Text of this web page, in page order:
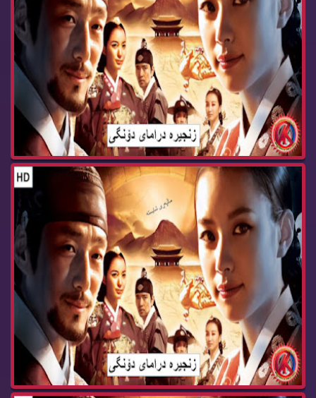
زنجیره‌ درامای دۆنگی ئه‌ڵقه‌ی 78 dramay dongy
زنجیره‌ درامای دۆنگی ئه‌ڵقه‌ی 77 dramay dongy